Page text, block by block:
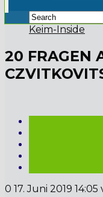
Keim-Inside
20 FRAGEN
0 17. Juni 2019 14:05